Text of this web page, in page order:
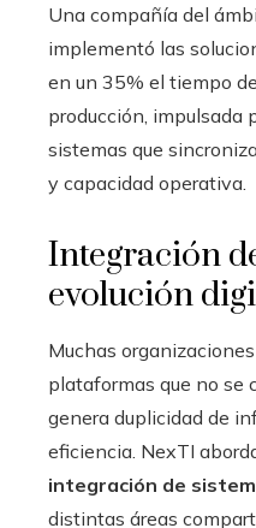
Una compañía del
implementó las
en un 35% el tiempo
producción, impulsada
sistemas que
y capacidad operativa.
Integración
evolución
Muchas
plataformas que no se
genera duplicidad de
eficiencia. NexTI
integración de
distintas áreas